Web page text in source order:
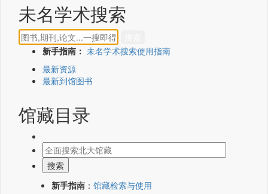
未名学术搜索
新手指南： 未名学术搜索使用指南
最新资源
最新到馆图书
馆藏目录
新手指南 ： 馆藏检索与使用